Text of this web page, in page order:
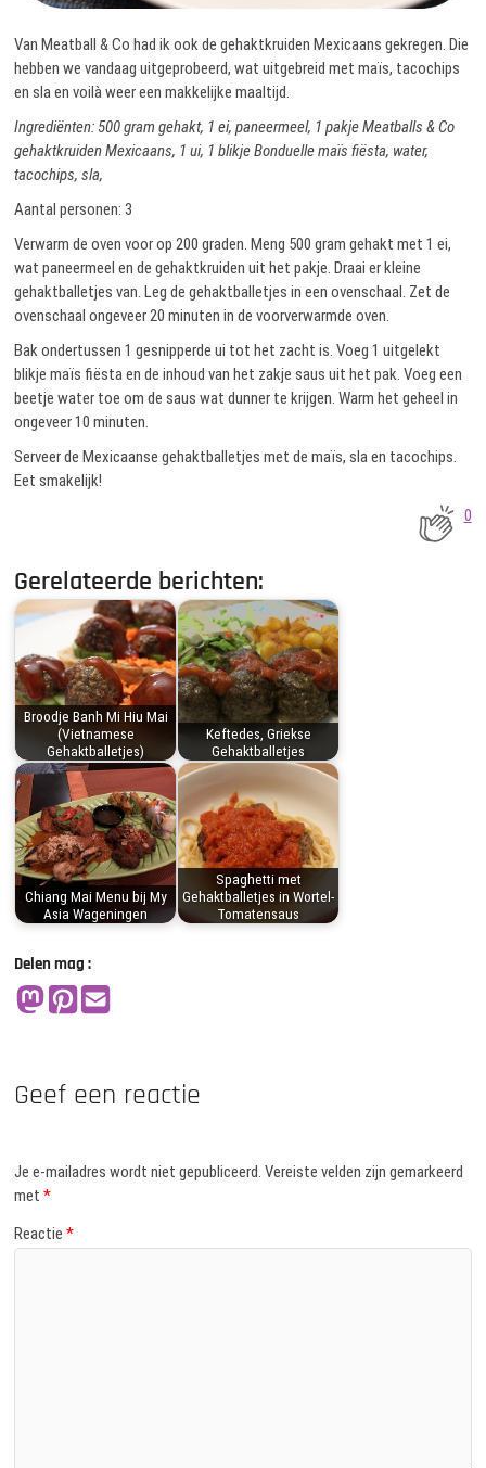
Van Meatball & Co had ik ook de gehaktkruiden Mexicaans gekregen. Die
hebben we vandaag uitgeprobeerd, wat uitgebreid met maïs, tacochips
en sla en voilà weer een makkelijke maaltijd.
Ingrediënten: 500 gram gehakt, 1 ei, paneermeel, 1 pakje Meatballs & Co
gehaktkruiden Mexicaans, 1 ui, 1 blikje Bonduelle maïs fiësta, water,
tacochips, sla,
Aantal personen: 3
Verwarm de oven voor op 200 graden. Meng 500 gram gehakt met 1 ei,
wat paneermeel en de gehaktkruiden uit het pakje. Draai er kleine
gehaktballetjes van. Leg de gehaktballetjes in een ovenschaal. Zet de
ovenschaal ongeveer 20 minuten in de voorverwarmde oven.
Bak ondertussen 1 gesnipperde ui tot het zacht is. Voeg 1 uitgelekt
blikje maïs fiësta en de inhoud van het zakje saus uit het pak. Voeg een
beetje water toe om de saus wat dunner te krijgen. Warm het geheel in
ongeveer 10 minuten.
Serveer de Mexicaanse gehaktballetjes met de maïs, sla en tacochips.
Eet smakelijk!
0
Gerelateerde berichten:
Broodje Banh Mi Hiu Mai
(Vietnamese
Gehaktballetjes)
Keftedes, Griekse
Gehaktballetjes
Chiang Mai Menu bij My
Asia Wageningen
Spaghetti met
Gehaktballetjes in Wortel-
Tomatensaus
Delen mag :
Geef een reactie
Je e-mailadres wordt niet gepubliceerd. Vereiste velden zijn gemarkeerd
met*
Reactie*